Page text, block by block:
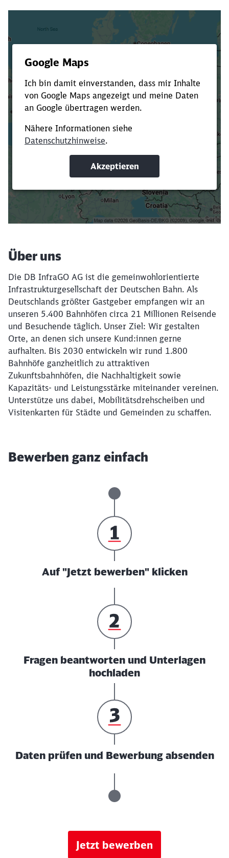
Verkürze die Ladezeit, indem du Suchbegriffe
oder Filter hinzufügst.
Suchbegriffe eingeben
Filter setzen
Über uns
Die DB InfraGO AG ist die gemeinwohlorientierte
Infrastrukturgesellschaft der Deutschen Bahn. Als
Deutschlands größter Gastgeber empfangen wir an
unseren 5.400 Bahnhöfen circa 21 Millionen Reisende
und Besuchende täglich. Unser Ziel: Wir gestalten
Orte, an denen sich unsere Kund:innen gerne
aufhalten. Bis 2030 entwickeln wir rund 1.800
Bahnhöfe ganzheitlich zu attraktiven
Zukunftsbahnhöfen, die Nachhaltigkeit sowie
Kapazitäts- und Leistungsstärke miteinander vereinen.
Unterstütze uns dabei, Mobilitätsdrehscheiben und
Visitenkarten für Städte und Gemeinden zu schaffen.
Bewerben ganz einfach
Auf "Jetzt bewerben" klicken
Fragen beantworten und Unterlagen
hochladen
Daten prüfen und Bewerbung absenden
Jetzt bewerben